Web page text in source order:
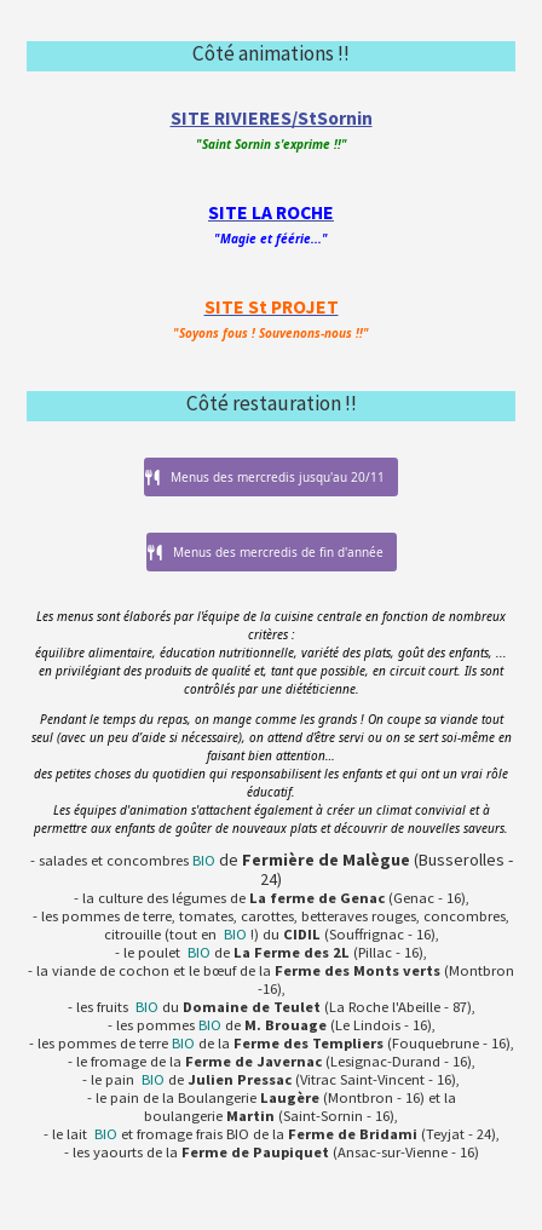
Côté animations !!
SITE RIVIERES/StSornin
"Saint Sornin s'exprime !!"
SITE LA ROCHE
"Magie et féérie..."
SITE St PROJET
"Soyons fous ! Souvenons-nous !!"
Côté restauration !!
Menus des mercredis jusqu'au 20/11
Menus des mercredis de fin d'année
Les menus sont élaborés par l'équipe de la cuisine centrale en fonction de nombreux
critères :
équilibre alimentaire, éducation nutritionnelle, variété des plats, goût des enfants, ...
en privilégiant des produits de qualité et, tant que possible, en circuit court. Ils sont
contrôlés par une diététicienne.
Pendant le temps du repas, on mange comme les grands ! On coupe sa viande tout
seul (avec un peu d’aide si nécessaire), on attend d’être servi ou on se sert soi-même en
faisant bien attention…
des petites choses du quotidien qui responsabilisent les enfants et qui ont un vrai rôle
éducatif.
Les équipes d'animation s'attachent également à créer un climat convivial et à
permettre aux enfants de goûter de nouveaux plats et découvrir de nouvelles saveurs.
- salades et concombresBIO de Fermière de Malègue (Busserolles -
24)
- la culture des légumes de La ferme de Genac(Genac - 16),
- les pommes de terre, tomates, carottes, betteraves rouges, concombres,
citrouille (tout en BIO !) du CIDIL (Souffrignac - 16),
- le poulet BIO de La Ferme des 2L (Pillac - 16),
- la viande de cochon et le bœuf de la Ferme des Monts verts (Montbron
-16),
- les fruits BIO du Domaine de Teulet (La Roche l'Abeille - 87),
- les pommesBIO de M. Brouage(Le Lindois - 16),
- les pommes de terreBIO de la Ferme des Templiers(Fouquebrune - 16),
- le fromage de la Ferme de Javernac(Lesignac-Durand - 16),
- le pain BIO de Julien Pressac (Vitrac Saint-Vincent - 16),
- le pain de la Boulangerie Laugère(Montbron - 16) et la
boulangerie Martin (Saint-Sornin - 16),
- le lait BIO et fromage frais BIO de la Ferme de Bridami (Teyjat - 24),
- les yaourts de la Ferme de Paupiquet (Ansac-sur-Vienne - 16)